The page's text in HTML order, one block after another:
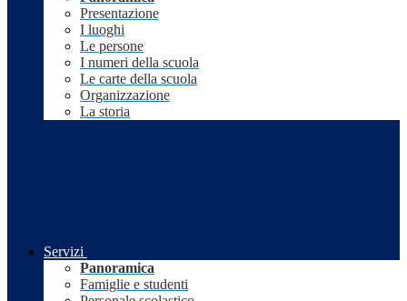
Presentazione
I luoghi
Le persone
I numeri della scuola
Le carte della scuola
Organizzazione
La storia
Servizi
Panoramica
Famiglie e studenti